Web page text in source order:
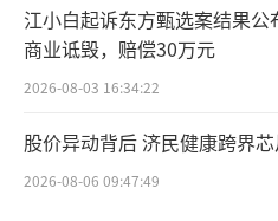
跟前辈不一样的是
扎根在长沙大本营，全
制，但霸王茶姬打从一
事很感兴趣。
江小白起诉东方甄选案结果公
商业诋毁，赔偿30万元
2026-08-03 16:34:22
股价异动背后 济民健康跨界
2026-08-06 09:47:49